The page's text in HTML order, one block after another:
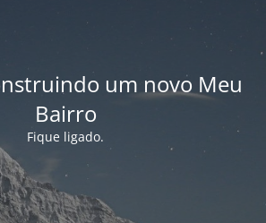
um novo Meu
Bairro
Fique ligado.